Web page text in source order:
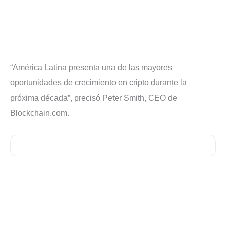
“América Latina presenta una de las mayores
oportunidades de crecimiento en cripto durante la
próxima década”, precisó Peter Smith, CEO de
Blockchain.com.